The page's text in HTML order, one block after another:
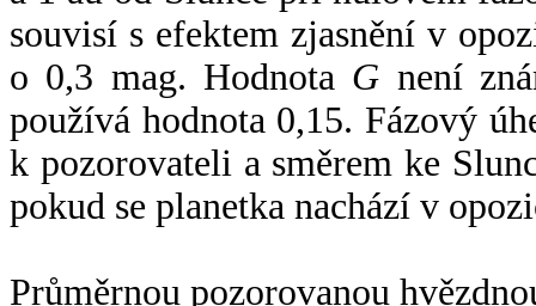
souvisí s efektem zjasnění v
o 0,3 mag. Hodnota G není
používá hodnota 0,15. Fázový
k pozorovateli a směrem ke
pokud se planetka nachází v
Průměrnou pozorovanou